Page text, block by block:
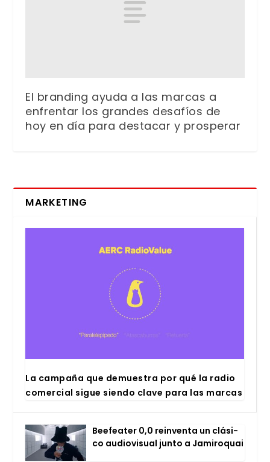
El branding ayuda a las marcas a
enfrentar los grandes desafíos de
hoy en día para destacar y prosperar
MARKETING
La cam­pa­ña que demues­tra por qué la radio
comer­cial sigue sien­do cla­ve para las mar­cas
Bee­fea­ter 0,0 rein­ven­ta un clá­si­
co audio­vi­sual jun­to a Jami­ro­quai